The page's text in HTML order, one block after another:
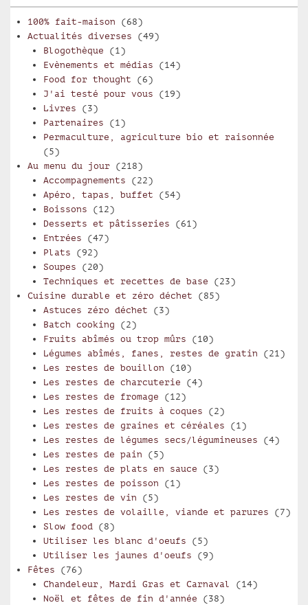
100% fait-maison (68)
Actualités diverses (49)
Blogothèque (1)
Evènements et médias (14)
Food for thought (6)
J'ai testé pour vous (19)
Livres (3)
Partenaires (1)
Permaculture, agriculture bio et raisonnée
(5)
Au menu du jour (218)
Accompagnements (22)
Apéro, tapas, buffet (54)
Boissons (12)
Desserts et pâtisseries (61)
Entrées (47)
Plats (92)
Soupes (20)
Techniques et recettes de base (23)
Cuisine durable et zéro déchet (85)
Astuces zéro déchet (3)
Batch cooking (2)
Fruits abîmés ou trop mûrs (10)
Légumes abîmés, fanes, restes de gratin (21)
Les restes de bouillon (10)
Les restes de charcuterie (4)
Les restes de fromage (12)
Les restes de fruits à coques (2)
Les restes de graines et céréales (1)
Les restes de légumes secs/légumineuses (4)
Les restes de pain (5)
Les restes de plats en sauce (3)
Les restes de poisson (1)
Les restes de vin (5)
Les restes de volaille, viande et parures (7)
Slow food(8)
Utiliser les blanc d'oeufs (5)
Utiliser les jaunes d'oeufs (9)
Fêtes (76)
Chandeleur, Mardi Gras et Carnaval (14)
Noël et fêtes de fin d'année (38)